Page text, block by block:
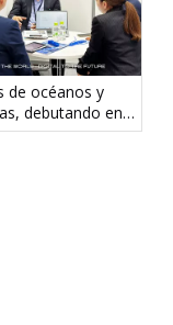
de océanos y
debutando en
cuerda Xinglun